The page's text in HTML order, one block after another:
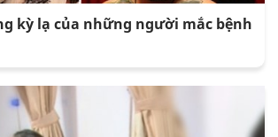
kỳ lạ của những người mắc bệnh